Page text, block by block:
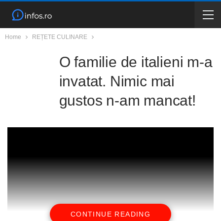
Home REȚETE CULINARE
O familie de italieni m-a
invatat. Nimic mai
gustos n-am mancat!
CONTINUE READING